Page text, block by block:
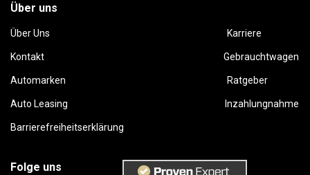
Über uns
Über Uns Karriere
Kontakt Gebrauchtwagen
Automarken Ratgeber
Auto Leasing Inzahlungnahme
Barrierefreiheitserklärung
Folge uns